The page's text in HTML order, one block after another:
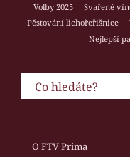
Volby 2025
Svařené
Pěstování lichořeřišnice
Nejlepší
O FTV Prima